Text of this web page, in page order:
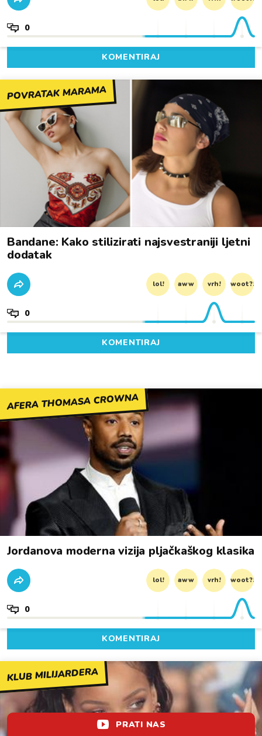
0
KOMENTIRAJ
POVRATAK MARAMA
Bandane: Kako stilizirati najsvestraniji ljetni
dodatak
lol! aww vrh! woot?!
0
KOMENTIRAJ
AFERA THOMASA CROWNA
Jordanova moderna vizija pljačkaškog klasika
lol! aww vrh! woot?!
0
KOMENTIRAJ
KLUB MILIJARDERA
PRATI NAS